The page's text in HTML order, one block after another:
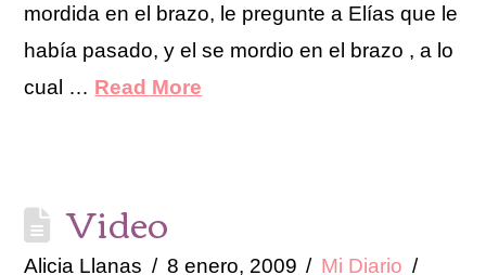
mordida en el brazo, le pregunte a Elías que le
había pasado, y el se mordio en el brazo , a lo
cual … Read More
Video
Alicia Llanas 8 enero, 2009 Mi Diario